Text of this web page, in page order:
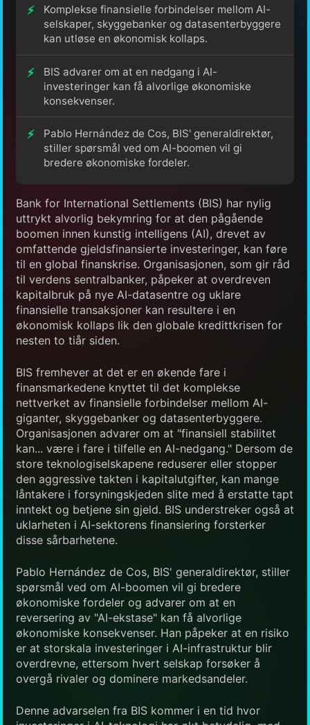
Komplekse finansielle forbindelser mellom AI-
selskaper, skyggebanker og datasenterbyggere
kan utløse en økonomisk kollaps.
BIS advarer om at en nedgang i AI-
investeringer kan få alvorlige økonomiske
konsekvenser.
Pablo Hernández de Cos, BIS' generaldirektør,
stiller spørsmål ved om AI-boomen vil gi
bredere økonomiske fordeler.
Bank for International Settlements (BIS) har nylig
uttrykt alvorlig bekymring for at den pågående
boomen innen kunstig intelligens (AI), drevet av
omfattende gjeldsfinansierte investeringer, kan føre
til en global finanskrise. Organisasjonen, som gir råd
til verdens sentralbanker, påpeker at overdreven
kapitalbruk på nye AI-datasentre og uklare
finansielle transaksjoner kan resultere i en
økonomisk kollaps lik den globale kredittkrisen for
nesten to tiår siden.
BIS fremhever at det er en økende fare i
finansmarkedene knyttet til det komplekse
nettverket av finansielle forbindelser mellom AI-
giganter, skyggebanker og datasenterbyggere.
Organisasjonen advarer om at "finansiell stabilitet
kan... være i fare i tilfelle en AI-nedgang." Dersom de
store teknologiselskapene reduserer eller stopper
den aggressive takten i kapitalutgifter, kan mange
låntakere i forsyningskjeden slite med å erstatte tapt
inntekt og betjene sin gjeld. BIS understreker også at
uklarheten i AI-sektorens finansiering forsterker
disse sårbarhetene.
Pablo Hernández de Cos, BIS' generaldirektør, stiller
spørsmål ved om AI-boomen vil gi bredere
økonomiske fordeler og advarer om at en
reversering av "AI-ekstase" kan få alvorlige
økonomiske konsekvenser. Han påpeker at en risiko
er at storskala investeringer i AI-infrastruktur blir
overdrevne, ettersom hvert selskap forsøker å
overgå rivaler og dominere markedsandeler.
Denne advarselen fra BIS kommer i en tid hvor